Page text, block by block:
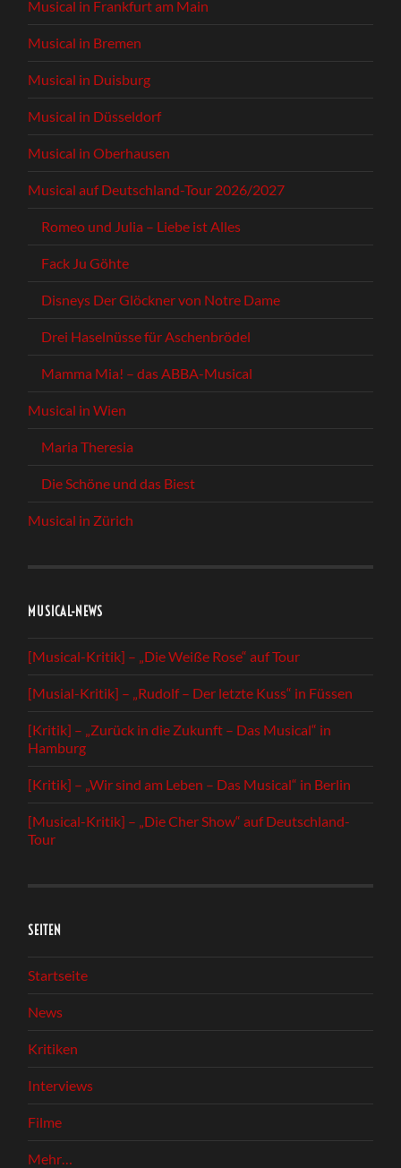
Musical in Frankfurt am Main
Musical in Bremen
Musical in Duisburg
Musical in Düsseldorf
Musical in Oberhausen
Musical auf Deutschland-Tour 2026/2027
Romeo und Julia – Liebe ist Alles
Fack Ju Göhte
Disneys Der Glöckner von Notre Dame
Drei Haselnüsse für Aschenbrödel
Mamma Mia! – das ABBA-Musical
Musical in Wien
Maria Theresia
Die Schöne und das Biest
Musical in Zürich
MUSICAL-NEWS
[Musical-Kritik] – „Die Weiße Rose“ auf Tour
[Musial-Kritik] – „Rudolf – Der letzte Kuss“ in Füssen
[Kritik] – „Zurück in die Zukunft – Das Musical“ in
Hamburg
[Kritik] – „Wir sind am Leben – Das Musical“ in Berlin
[Musical-Kritik] – „Die Cher Show“ auf Deutschland-
Tour
SEITEN
Startseite
News
Kritiken
Interviews
Filme
Mehr…